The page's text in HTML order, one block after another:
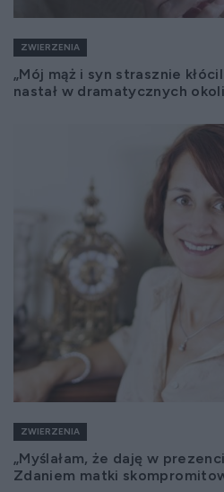
ZWIERZENIA
„Mój mąż i syn strasznie
nastał w dramatycznych
ZWIERZENIA
„Myślałam, że daję w
Zdaniem matki